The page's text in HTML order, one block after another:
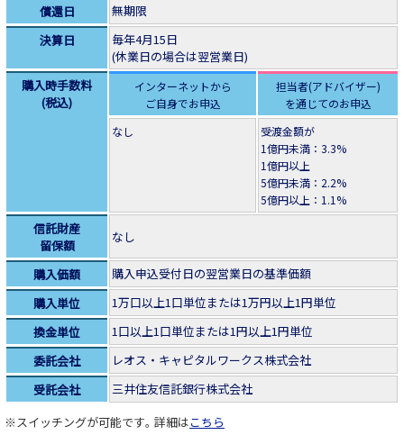
償還日
無期限
決算日
毎年4月15日
(休業日の場合は翌営業日)
購入時手数料
(税込)
インターネットから
ご自身でお申込
担当者(アドバイザー)
を通じてのお申込
なし
受渡金額が
1億円未満：3.3%
1億円以上
5億円未満：2.2%
5億円以上：1.1%
信託財産
留保額
なし
購入価額
購入申込受付日の翌営業日の基準価額
購入単位
1万口以上1口単位または1万円以上1円単位
換金単位
1口以上1口単位または1円以上1円単位
委託会社
レオス・キャピタルワークス株式会社
受託会社
三井住友信託銀行株式会社
※スイッチングが可能です｡ 詳細はこちら